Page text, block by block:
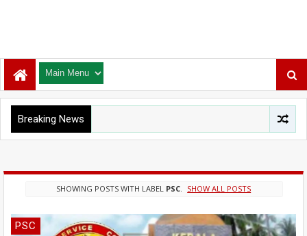
Breaking News
SHOWING POSTS WITH LABEL PSC. SHOW ALL POSTS
PSC